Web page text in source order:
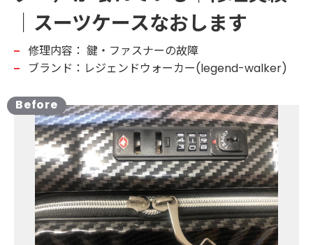
｜スーツケースなおします
修理内容： 鍵・ファスナーの故障
ブランド：レジェンドウォーカー(legend-walker)